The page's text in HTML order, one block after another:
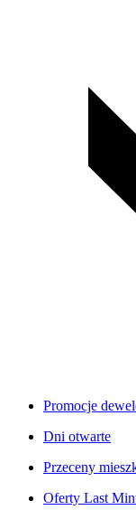
Promocje
Dni otwarte
Przeceny
Oferty Last